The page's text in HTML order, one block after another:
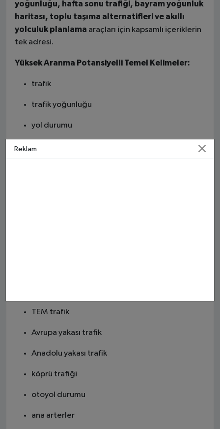
yoğunluğu, hafta sonu trafiği, bayram yoğunluk
haritası, toplu taşıma alternatifleri ve akıllı
yolculuk planlama araçları için kapsamlı içeriklerin
tek adresi.
Yüksek Aranma Potansiyelli Temel Kelimeler:
trafik
trafik yoğunluğu
yol durumu
trafik kazası
TEM trafik
Avrupa yakası trafik
Anadolu yakası trafik
köprü trafiği
otoyol durumu
ana arterler
Reklam